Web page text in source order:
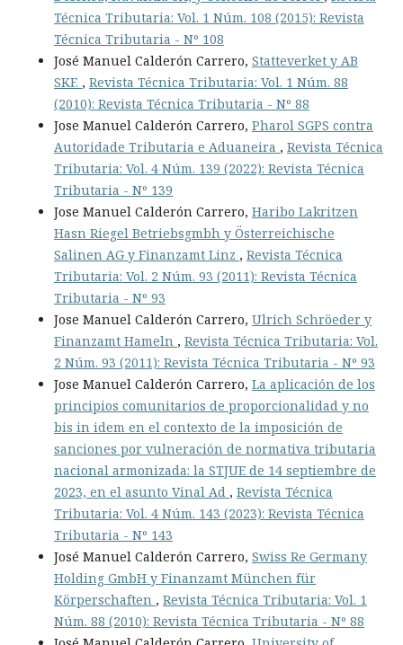
Técnica Tributaria: Vol. 1 Núm. 108 (2015): Revista
Técnica Tributaria - Nº 108
José Manuel Calderón Carrero, Statteverket y AB
SKF. , Revista Técnica Tributaria: Vol. 1 Núm. 88
(2010): Revista Técnica Tributaria - Nº 88
Jose Manuel Calderón Carrero, Pharol SGPS contra
Autoridade Tributaria e Aduaneira , Revista Técnica
Tributaria: Vol. 4 Núm. 139 (2022): Revista Técnica
Tributaria - Nº 139
Jose Manuel Calderón Carrero, Haribo Lakritzen
Hasn Riegel Betriebsgmbh y Österreichische
Salinen AG y Finanzamt Linz , Revista Técnica
Tributaria: Vol. 2 Núm. 93 (2011): Revista Técnica
Tributaria - Nº 93
Jose Manuel Calderón Carrero, Ulrich Schröeder y
Finanzamt Hameln , Revista Técnica Tributaria: Vol.
2 Núm. 93 (2011): Revista Técnica Tributaria - Nº 93
Jose Manuel Calderón Carrero, La aplicación de los
principios comunitarios de proporcionalidad y no
bis in idem en el contexto de la imposición de
sanciones por vulneración de normativa tributaria
nacional armonizada: la STJUE de 14 septiembre de
2023, en el asunto Vinal Ad , Revista Técnica
Tributaria: Vol. 4 Núm. 143 (2023): Revista Técnica
Tributaria - Nº 143
José Manuel Calderón Carrero, Swiss Re Germany
Holding GmbH y Finanzamt München für
Körperschaften , Revista Técnica Tributaria: Vol. 1
Núm. 88 (2010): Revista Técnica Tributaria - Nº 88